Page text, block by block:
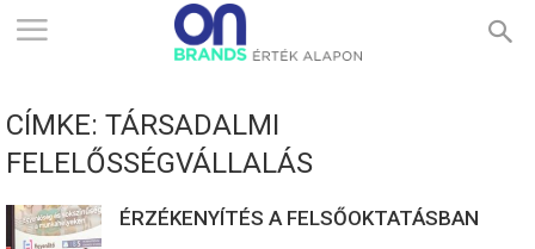
ONBRANDS
ÉRTÉK
CÍMKE: TÁRSADALMI
FELELŐSSÉGVÁLLALÁS
ÉRZÉKENYÍTÉS A FELSŐOKTATÁSBAN